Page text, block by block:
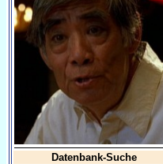
Datenbank-Suche